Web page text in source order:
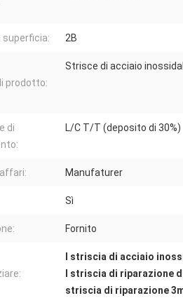
superficia: 2B
prodotto:
Strisce di acciaio
di
L/C T/T (deposito di 30%)
Manufaturer
Sì
Fornito
l striscia di acciaio
l striscia di riparazione
striscia di riparazione